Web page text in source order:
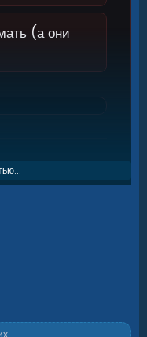
(а они
—
— в